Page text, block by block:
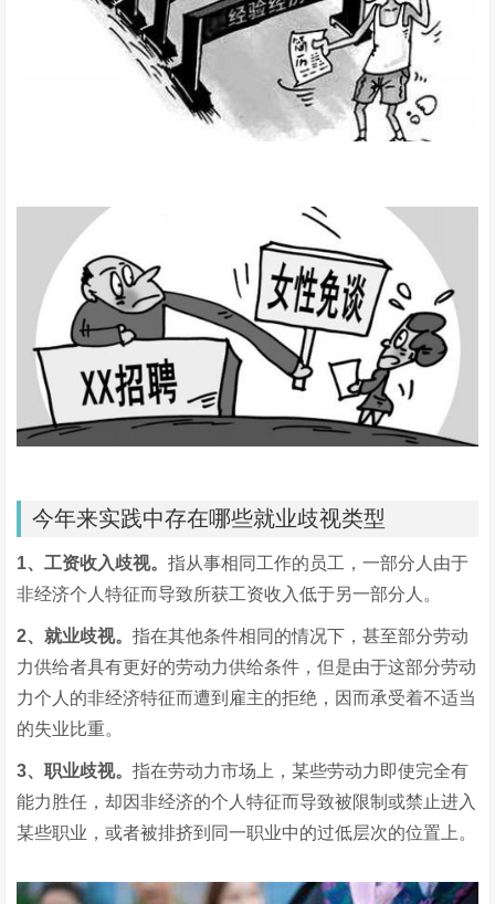
今年来实践中存在哪些就业歧视类型
1、工资收入歧视。指从事相同工作的员工，一部分人由于
非经济个人特征而导致所获工资收入低于另一部分人。
2、就业歧视。指在其他条件相同的情况下，甚至部分劳动
力供给者具有更好的劳动力供给条件，但是由于这部分劳动
力个人的非经济特征而遭到雇主的拒绝，因而承受着不适当
的失业比重。
3、职业歧视。指在劳动力市场上，某些劳动力即使完全有
能力胜任，却因非经济的个人特征而导致被限制或禁止进入
某些职业，或者被排挤到同一职业中的过低层次的位置上。